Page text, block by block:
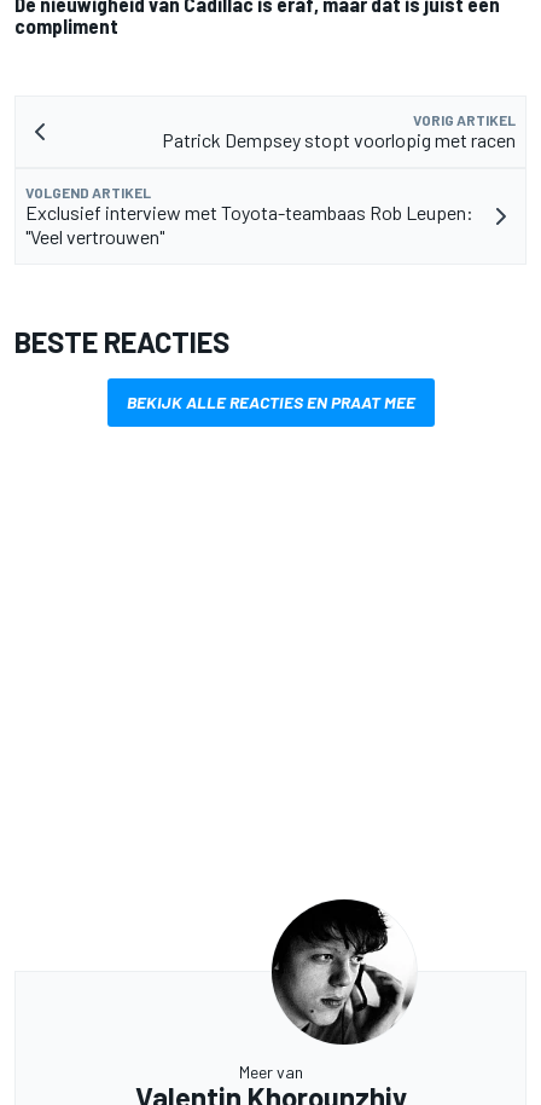
compliment
VORIG ARTIKEL
Patrick Dempsey stopt voorlopig met racen
VOLGEND ARTIKEL
Exclusief interview met Toyota-teambaas Rob Leupen:
"Veel vertrouwen"
BESTE REACTIES
BEKIJK ALLE REACTIES EN PRAAT MEE
Meer van
Valentin Khorounzhiy